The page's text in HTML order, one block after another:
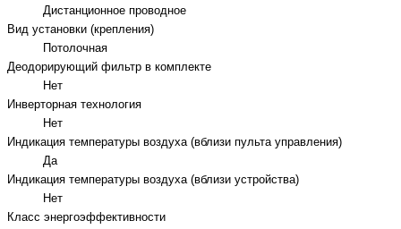
Дистанционное проводное
Вид установки (крепления)
Потолочная
Деодорирующий фильтр в комплекте
Нет
Инверторная технология
Нет
Индикация температуры воздуха (вблизи пульта управления)
Да
Индикация температуры воздуха (вблизи устройства)
Нет
Класс энергоэффективности